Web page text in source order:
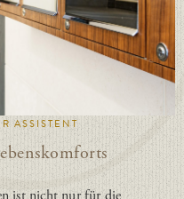
ASSISTENT